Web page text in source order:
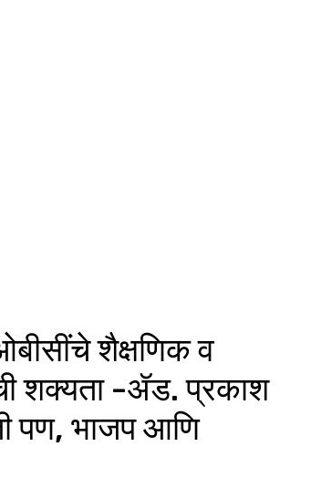
शैक्षणिक व
शक्यता -ॲड. प्रकाश
पण, भाजप आणि